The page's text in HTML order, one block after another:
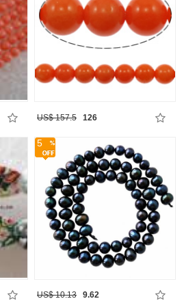
US$ 157.5 126
5
US$ 10.13 9.62